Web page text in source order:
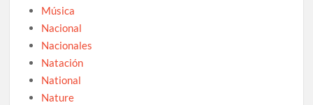
Música
Nacional
Nacionales
Natación
National
Nature